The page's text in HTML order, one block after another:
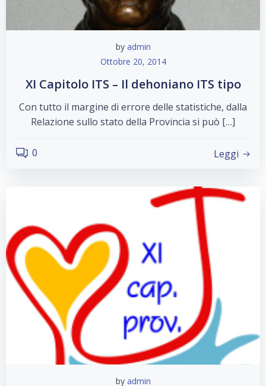
by admin
Ottobre 20, 2014
XI Capitolo ITS – Il dehoniano ITS tipo
Con tutto il margine di errore delle statistiche, dalla
Relazione sullo stato della Provincia si può […]
0 Leggi
by admin